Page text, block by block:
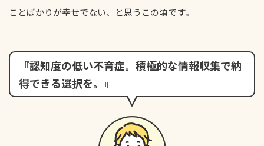
ことばかりが幸せでない、と思うこの頃です。
『認知度の低い不育症。積極的な情報収集で納
得できる選択を。』